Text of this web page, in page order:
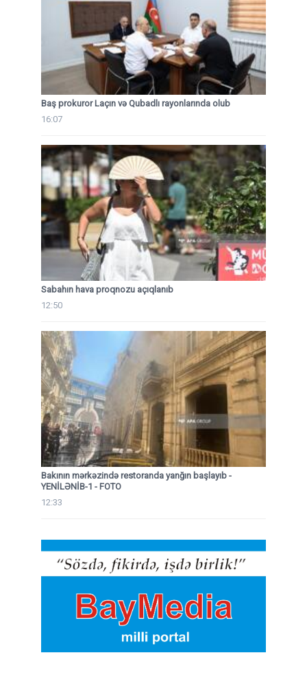
Baş prokuror Laçın və Qubadlı rayonlarında olub
16:07
Sabahın hava proqnozu açıqlanıb
12:50
Bakının mərkəzində restoranda yanğın başlayıb -
YENİLƏNİB-1 - FOTO
12:33